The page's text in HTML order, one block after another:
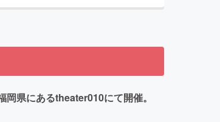
県にあるtheater010にて開催。